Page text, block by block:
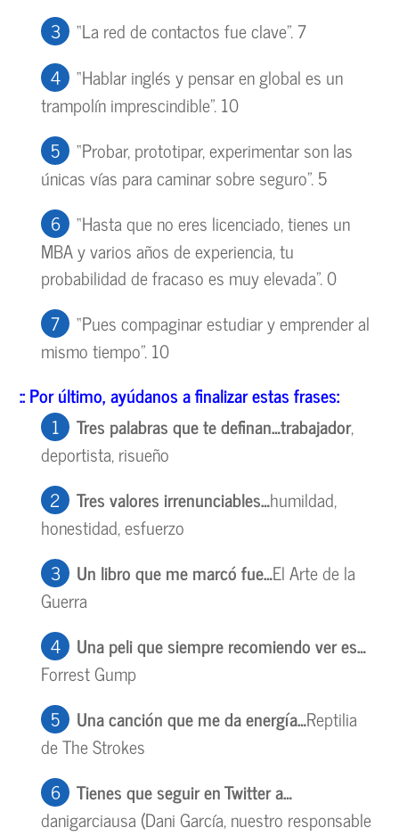
“La red de contactos fue clave”. 7
“Hablar inglés y pensar en global es un
trampolín imprescindible”. 10
“Probar, prototipar, experimentar son las
únicas vías para caminar sobre seguro”. 5
“Hasta que no eres licenciado, tienes un
MBA y varios años de experiencia, tu
probabilidad de fracaso es muy elevada”. 0
“Pues compaginar estudiar y emprender al
mismo tiempo”. 10
:: Por último, ayúdanos a finalizar estas frases:
Tres palabras que te definan…trabajador,
deportista, risueño
Tres valores irrenunciables…humildad,
honestidad, esfuerzo
Un libro que me marcó fue…El Arte de la
Guerra
Una peli que siempre recomiendo ver es…
Forrest Gump
Una canción que me da energía…Reptilia
de The Strokes
Tienes que seguir en Twitter a…
danigarciausa (Dani García, nuestro responsable